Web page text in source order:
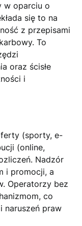
w oparciu o
się to na
z przepisami
To
oraz ścisłe
i
(sporty, e-
(online,
Nadzór
i promocji, a
Operatorzy bez
co
naruszeń praw